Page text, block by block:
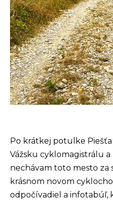
Po krátkej potulke
Vážsku cyklomagistrálu
nechávam toto mesto za
krásnom novom
odpočívadiel a infotabúľ,